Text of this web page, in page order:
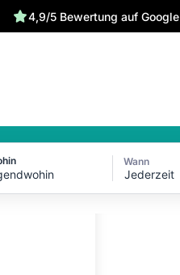
4,9/5 Bewertung auf Google
Wann
Jederzeit